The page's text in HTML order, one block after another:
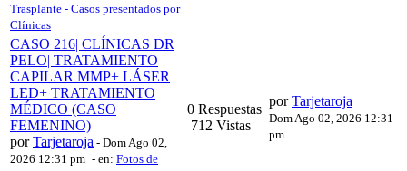
Trasplante - Casos presentados por
Clínicas
CASO 216| CLÍNICAS DR
PELO| TRATAMIENTO
CAPILAR MMP+ LÁSER
LED+ TRATAMIENTO
MÉDICO (CASO
FEMENINO)
porTarjetaroja - Dom Ago 02,
2026 12:31 pm - en: Fotos de
0 Respuestas
712 Vistas
porTarjetaroja
Dom Ago 02, 2026 12:31
pm